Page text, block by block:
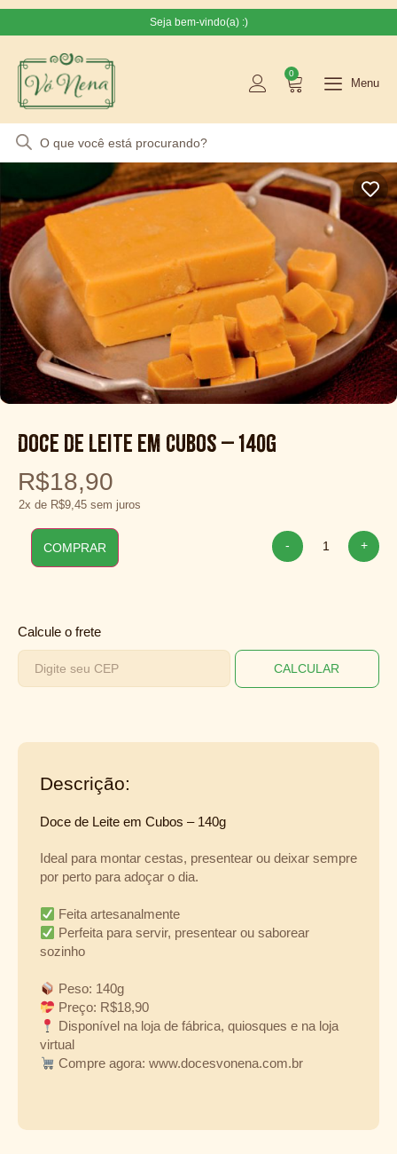
Seja bem-vindo(a) :)
0
Menu
Doce de Leite em Cubos – 140g
R$18,90
2x de R$9,45 sem juros
- +
COMPRAR
Calcule o frete
CALCULAR
Descrição:
Doce de Leite em Cubos – 140g
Ideal para montar cestas, presentear ou deixar sempre
por perto para adoçar o dia.
Feita artesanalmente
Perfeita para servir, presentear ou saborear
sozinho
Peso: 140g
Preço: R$18,90
Disponível na loja de fábrica, quiosques e na loja
virtual
Compre agora: www.docesvonena.com.br